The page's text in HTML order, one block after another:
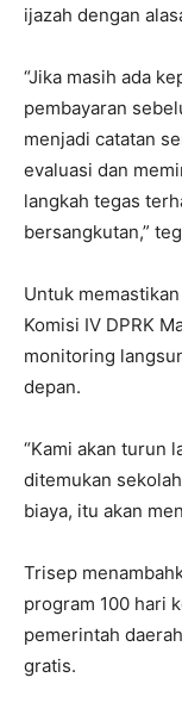
ijazah dengan
“Jika masih ada
pembayaran
menjadi catatan
evaluasi dan
langkah tegas
bersangkutan,”
Untuk
Komisi IV DPRK
monitoring
depan.
“Kami akan turun
ditemukan
biaya, itu akan
Trisep
program 100 hari
pemerintah
gratis.